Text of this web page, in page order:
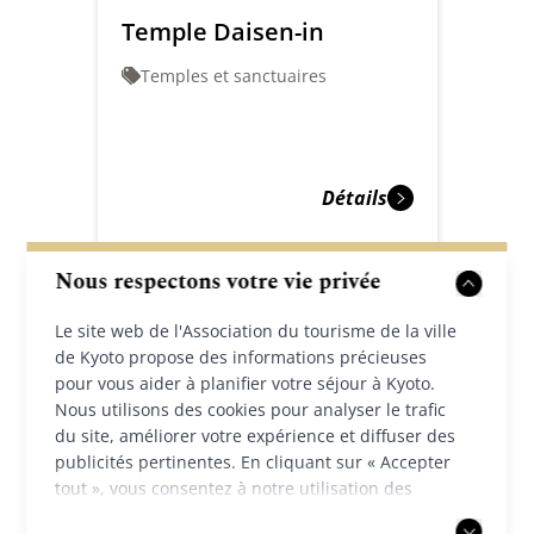
Nous respectons votre vie privée
Le site web de l'Association du tourisme de la ville
de Kyoto propose des informations précieuses
pour vous aider à planifier votre séjour à Kyoto.
Nous utilisons des cookies pour analyser le trafic
du site, améliorer votre expérience et diffuser des
publicités pertinentes. En cliquant sur « Accepter
tout », vous consentez à notre utilisation des
Temple Daisen-in
Temples et sanctuaires
Détails